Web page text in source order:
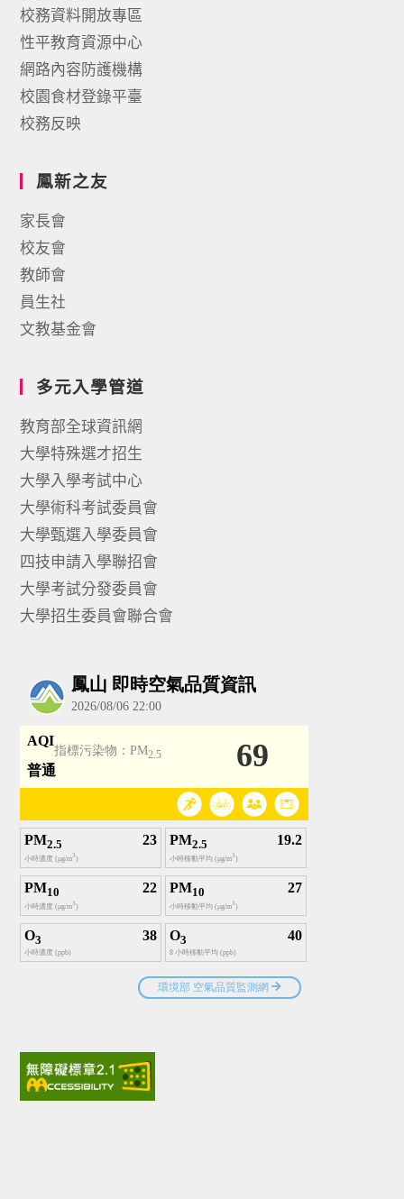
校務資料開放專區
性平教育資源中心
網路內容防護機構
校園食材登錄平臺
校務反映
鳳新之友
家長會
校友會
教師會
員生社
文教基金會
多元入學管道
教育部全球資訊網
大學特殊選才招生
大學入學考試中心
大學術科考試委員會
大學甄選入學委員會
四技申請入學聯招會
大學考試分發委員會
大學招生委員會聯合會